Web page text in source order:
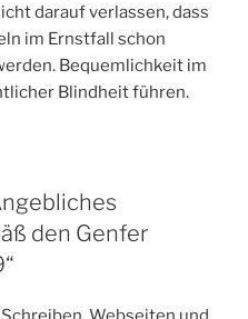
darauf verlassen, dass
im Ernstfall schon
Bequemlichkeit im
Blindheit führen.
den Genfer